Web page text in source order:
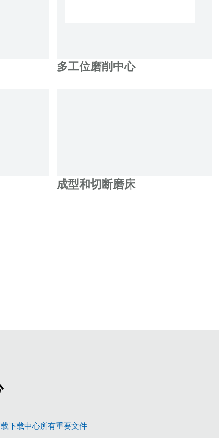
多工位磨削中心
成型和切断磨床
研发，顶级水准
下载中心所有重要文件